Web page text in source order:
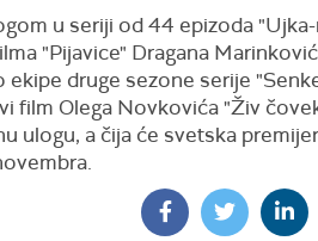
u seriji od 44 epizoda
"Pijavice" Dragana
druge sezone serije
film Olega Novkovića "Živ
ulogu, a čija će svetska